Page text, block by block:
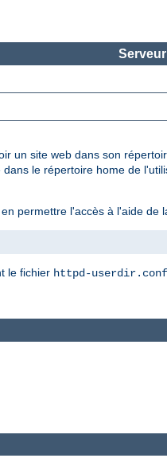
un site web dans son
le répertoire home de
permettre l'accès à l'aide de
le fichier httpd-userdir.conf